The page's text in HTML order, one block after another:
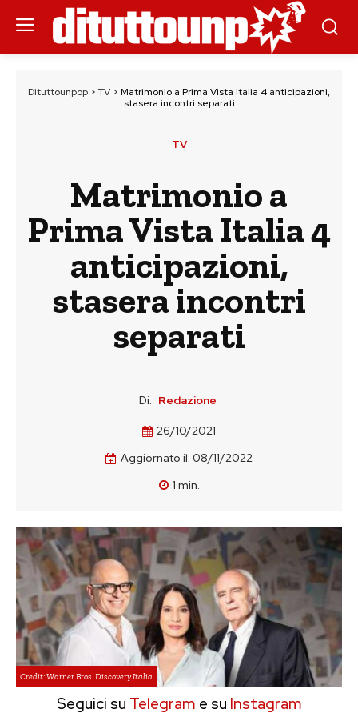
Dituttounpop > TV > Matrimonio a Prima Vista Italia 4 anticipazioni,
stasera incontri separati
TV
Matrimonio a
Prima Vista Italia 4
anticipazioni,
stasera incontri
separati
Di: Redazione
26/10/2021
Aggiornato il: 08/11/2022
1 min.
Credit: Warner Bros. Discovery Italia
Seguici su Telegram e su Instagram